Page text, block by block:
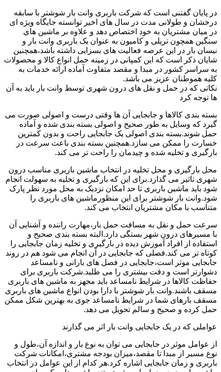
در پایان گفتنی است که شرکت باربری وانت بار شوشتر با سابقه
درخشان و طولانی مدت در سال های اخیر توانسته جایگاه ویژه ای
در میان مشتریان به خود اختصاص دهد و علاوه بر ماشین های
سنگین همچون تریلی و کامیون به عنوان یک باربری وانت بار و
نیسان بار در این عرصه فعالیت های بسزایی داشته باشد،همچنین
شایان ذکر است که این کمپانی در زمینه حمل انواع کالا و محصولات
به سراسر کشور در مبدا و مقصد متفاوت آماده ارائه خدمات به
کلیه هموطنان عزیز می باشد.
نکاتی که در حمل و نقل های درون شهری توسط وانت بار باید به آن
ها توجه کرد
بسته بندی کالاها و جابجایی آن ها وقتی درست و اصولی صورت می
گیرد که وسایل به طور صحیح و اصولی بسته بندی شده و آماده
حمل شوند.بسته بندی اصولی یک جابجایی راحت و بدون کمترین
خسارت را ممکن می سازد.همچنین بسته بندی باعث سرعت در
بارگیری و تخلیه شده و چیدمان را راحت تر می کند.
محل بارگیری و محل تخلیه در انتخاب ماشین باربری مناسب درون
شهری تاثیر می گذارد.برای این که بارگیری و تخلیه به سهولت انجام
شود باید ماشین باربری تا حد امکان نزدیک به محل مورد نظر پارک
شود.وانت بار شوشتر برای این منظورماشین های باربری را
متناسب با مکان مشتریان انتخاب می کند.
سرعت حمل و نقل به مسافت حمل بار،مهارت راننده و آشنایی آن
با مسیرهای درون شهر بستگی دارد.البته بسته بندی صحیح و
استفاده از افراد آموزش دیده در بارگیری و تخلیه زمان جابجایی را
کوتاه تر می کند.فصلی که جابجایی در آن انجام می شود هم در روند
جابجایی موثر است،جابجایی در فصل های بارانی و نامساعد
دشوارتر است و دقت بیشتری را می طلبد.شرکت باربری برای
حفاظت کالاها در شرایط نامساعد باید مجهز به ماشین های باربری
مسقف باشند.وانت بار شوشتر با دارا بودن انواع ماشین های باربری
مسقف بارهای شما در شرایط نامساعد جوی به بهترین شکل ممکن
حمل کرده و صحیح و سالم تحویل می دهد.
عواملی که در یک جابجایی وانت بار اثر می گذارند
از عوامل موثر در جابجایی می توان به نوع بار و اندازه آن،طول و
نوع مسیر از مبدا تا مقصد،میزان بودجه مشتری،امکانات شرکت
باربری و زمان جابجایی اشاره کرد.هر کدام از این عوامل در انتخاب